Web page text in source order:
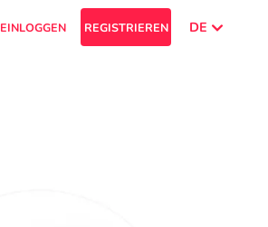
EINLOGGEN REGISTRIEREN DE